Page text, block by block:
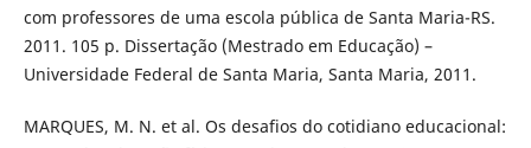
com professores de uma escola pública de Santa Maria-RS.
2011. 105 p. Dissertação (Mestrado em Educação) –
Universidade Federal de Santa Maria, Santa Maria, 2011.
MARQUES, M. N. et al. Os desafios do cotidiano educacional: